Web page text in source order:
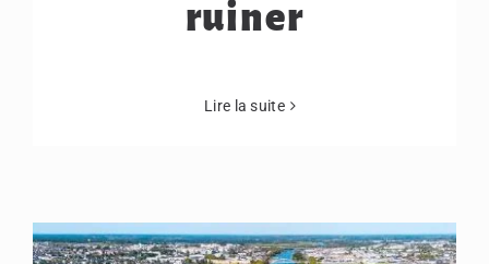
ruiner
Lire la suite